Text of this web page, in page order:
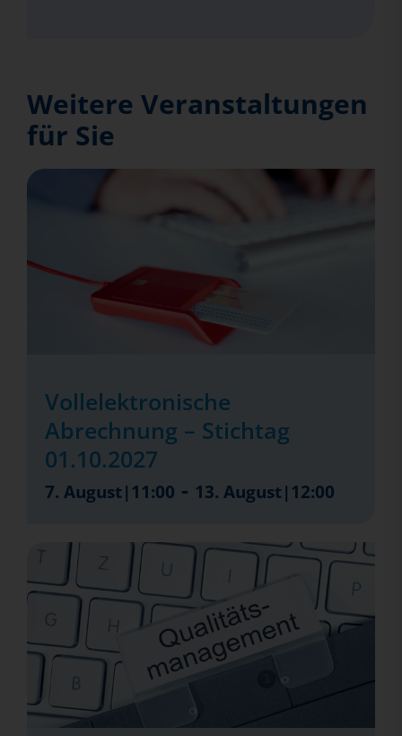
Weitere Veranstaltungen
für Sie
Vollelektronische
Abrechnung – Stichtag
01.10.2027
7. August|11:00 - 13. August|12:00